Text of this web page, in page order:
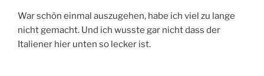
War schön einmal auszugehen, habe ich viel zu lange
nicht gemacht. Und ich wusste gar nicht dass der
Italiener hier unten so lecker ist.